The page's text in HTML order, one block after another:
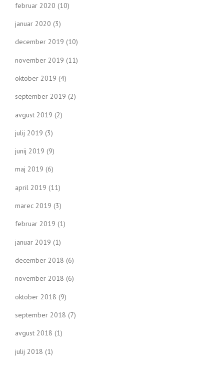
februar 2020 (10)
januar 2020 (3)
december 2019 (10)
november 2019 (11)
oktober 2019 (4)
september 2019 (2)
avgust 2019 (2)
julij 2019 (3)
junij 2019 (9)
maj 2019 (6)
april 2019 (11)
marec 2019 (3)
februar 2019 (1)
januar 2019 (1)
december 2018 (6)
november 2018 (6)
oktober 2018 (9)
september 2018 (7)
avgust 2018 (1)
julij 2018 (1)